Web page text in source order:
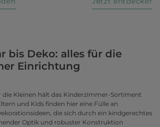
bis Deko: alles für die
Einrichtung
die Kleinen hält das Kinderzimmer-Sortiment
und Kids finden hier eine Fülle an
die sich durch ein kindgerechtes
Optik und robuster Konstruktion